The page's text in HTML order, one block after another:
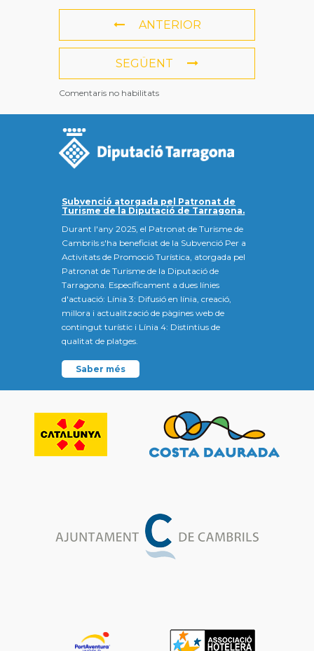
ANTERIOR
SEGÜENT
Comentaris no habilitats
Subvenció atorgada pel Patronat de
Turisme de la Diputació de Tarragona.
Durant l'any 2025, el Patronat de Turisme de
Cambrils s'ha beneficiat de la Subvenció Per a
Activitats de Promoció Turística, atorgada pel
Patronat de Turisme de la Diputació de
Tarragona. Específicament a dues línies
d'actuació: Línia 3: Difusió en línia, creació,
millora i actualització de pàgines web de
contingut turístic i Línia 4: Distintius de
qualitat de platges.
Saber més